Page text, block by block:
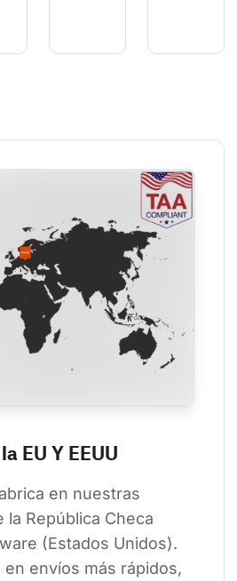
EU Y EEUU
en nuestras
la República Checa
(Estados Unidos).
envíos más rápidos,